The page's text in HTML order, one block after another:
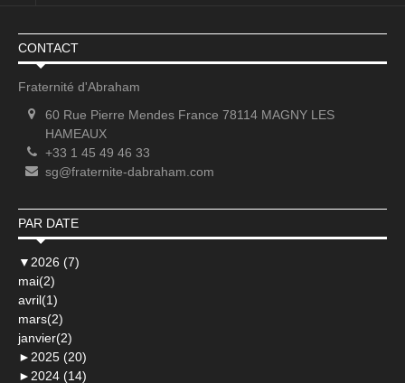
CONTACT
Fraternité d'Abraham
60 Rue Pierre Mendes France 78114 MAGNY LES
HAMEAUX
+33 1 45 49 46 33
sg@fraternite-dabraham.com
PAR DATE
▼ 2026 (7)
mai(2)
avril(1)
mars(2)
janvier(2)
► 2025 (20)
► 2024 (14)